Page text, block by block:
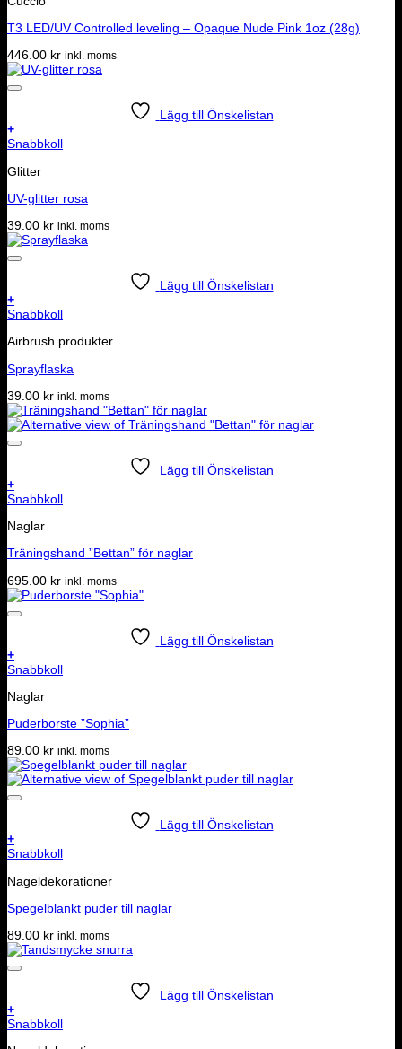
T3 LED/UV Controlled leveling – Opaque Nude Pink 1oz (28g)
446.00 kr inkl. moms
Lägg till Önskelistan
+
Snabbkoll
Glitter
UV-glitter rosa
39.00 kr inkl. moms
Lägg till Önskelistan
+
Snabbkoll
Airbrush produkter
Sprayflaska
39.00 kr inkl. moms
Lägg till Önskelistan
+
Snabbkoll
Naglar
Träningshand ”Bettan” för naglar
695.00 kr inkl. moms
Lägg till Önskelistan
+
Snabbkoll
Naglar
Puderborste ”Sophia”
89.00 kr inkl. moms
Lägg till Önskelistan
+
Snabbkoll
Nageldekorationer
Spegelblankt puder till naglar
89.00 kr inkl. moms
Lägg till Önskelistan
+
Snabbkoll